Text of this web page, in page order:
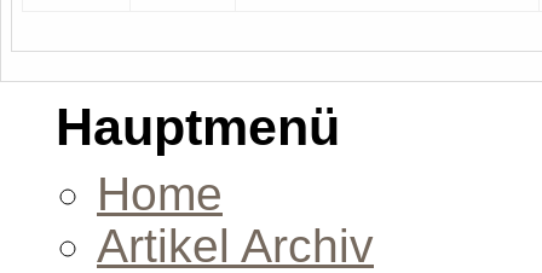
Hauptmenü
Home
Artikel Archiv